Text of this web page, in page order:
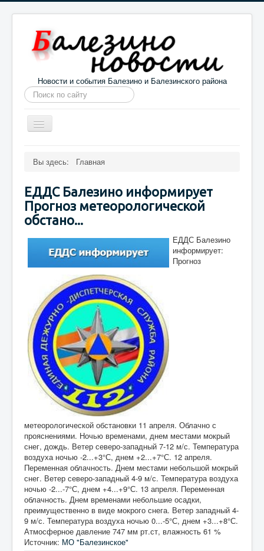
Новости и события Балезино и Балезинского района
Искать...
Toggle
Navigation
Вы здесь: Главная
ЕДДС Балезино информирует
Прогноз метеорологической
обстано...
ЕДДС Балезино
информирует:
Прогноз
метеорологической обстановки 11 апреля. Облачно с
прояснениями. Ночью временами, днем местами мокрый
снег, дождь. Ветер северо-западный 7-12 м/с. Температура
воздуха ночью -2...+3°С, днем +2...+7°С. 12 апреля.
Переменная облачность. Днем местами небольшой мокрый
снег. Ветер северо-западный 4-9 м/с. Температура воздуха
ночью -2...-7°С, днем +4...+9°С. 13 апреля. Переменная
облачность. Днем временами небольшие осадки,
преимущественно в виде мокрого снега. Ветер западный 4-
9 м/с. Температура воздуха ночью 0...-5°С, днем +3...+8°С.
Атмосферное давление 747 мм рт.ст, влажность 61 %
Источник: МО "Балезинское"